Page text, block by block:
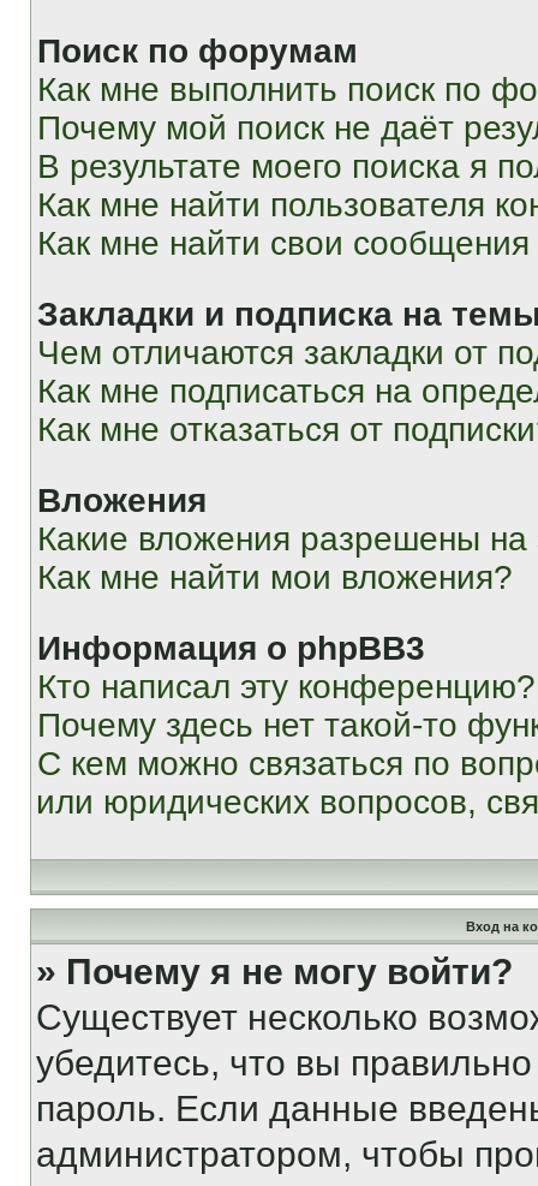
Поиск по форумам
Как мне выполнить поиск по
Почему мой поиск не даёт
В результате моего поиска я
Как мне найти пользователя
Как мне найти свои
Закладки и подписка на
Чем отличаются закладки от
Как мне подписаться на
Как мне отказаться от
Вложения
Какие вложения разрешены
Как мне найти мои вложения?
Информация о phpBB3
Кто написал эту конференцию?
Почему здесь нет такой-то
С кем можно связаться по
или юридических вопросов,
Вход на
» Почему я не могу войти?
Существует несколько
убедитесь, что вы
пароль. Если данные
администратором, чтобы